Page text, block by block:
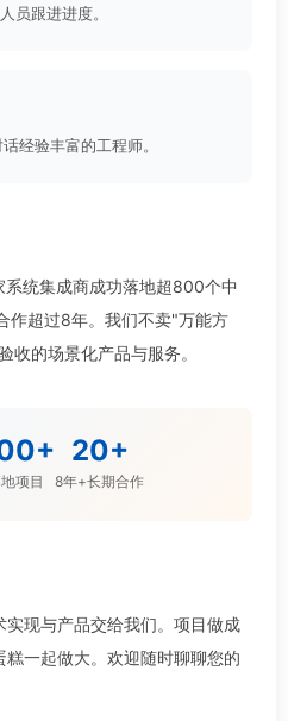
员跟进进度。
经验丰富的工程师。
统集成商成功落地超800个中
作超过8年。我们不卖"万能方
收的场景化产品与服务。
项目
20+
8年+长期合作
现与产品交给我们。项目做成
一起做大。欢迎随时聊聊您的